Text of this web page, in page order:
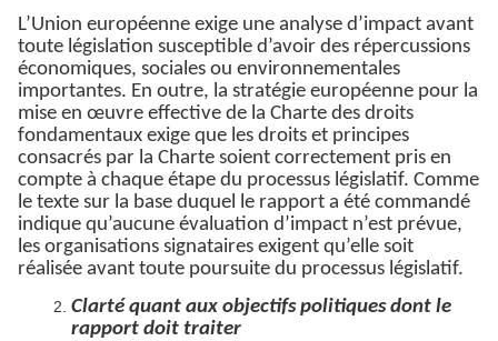
L’Union européenne exige une analyse d’impact avant
toute législation susceptible d’avoir des répercussions
économiques, sociales ou environnementales
importantes. En outre, la stratégie européenne pour la
mise en œuvre effective de la Charte des droits
fondamentaux exige que les droits et principes
consacrés par la Charte soient correctement pris en
compte à chaque étape du processus législatif. Comme
le texte sur la base duquel le rapport a été commandé
indique qu’aucune évaluation d’impact n’est prévue,
les organisations signataires exigent qu’elle soit
réalisée avant toute poursuite du processus législatif.
Clarté quant aux objectifs politiques dont le
rapport doit traiter